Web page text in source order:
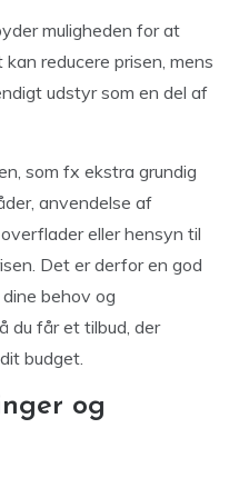
muligheden for at
reducere prisen, mens
udstyr som en del af
som fx ekstra grundig
anvendelse af
eller hensyn til
Det er derfor en god
behov og
du får et tilbud, der
budget.
og